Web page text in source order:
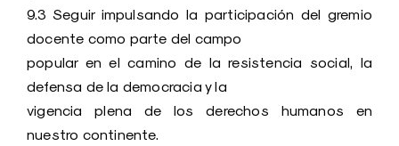
9.3 Seguir impulsando la participación del gremio
docente como parte del campo
popular en el camino de la resistencia social, la
defensa de la democracia y la
vigencia plena de los derechos humanos en
nuestro continente.